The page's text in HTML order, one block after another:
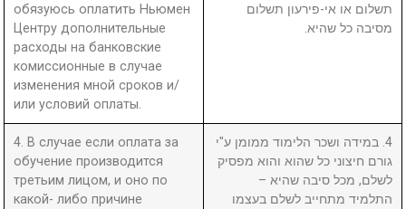
обязуюсь оплатить Ньюмен
Центру дополнительные
расходы на банковские
комиссионные в случае
изменения мной сроков и/
или условий оплаты.
תשלום או אי-פירעון תשלום
מסיבה כל שהיא.
4. В случае если оплата за
обучение производится
третьим лицом, и оно по
какой- либо причине
4. במידה ושכר הלימוד ממומן ע"י
גורם חיצוני כל שהוא והוא מפסיק
לשלם, מכל סיבה שהיא –
התלמיד מתחייב לשלם בעצמו